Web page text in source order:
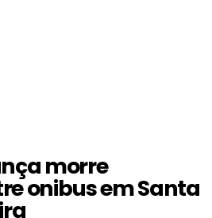
morre
onibus em Santa